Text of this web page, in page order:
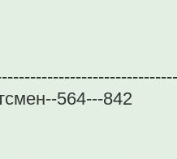
564---842